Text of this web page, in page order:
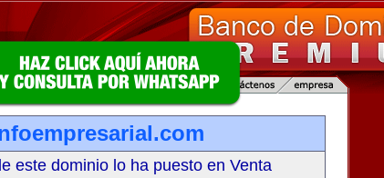
este dominio lo ha puesto en Venta